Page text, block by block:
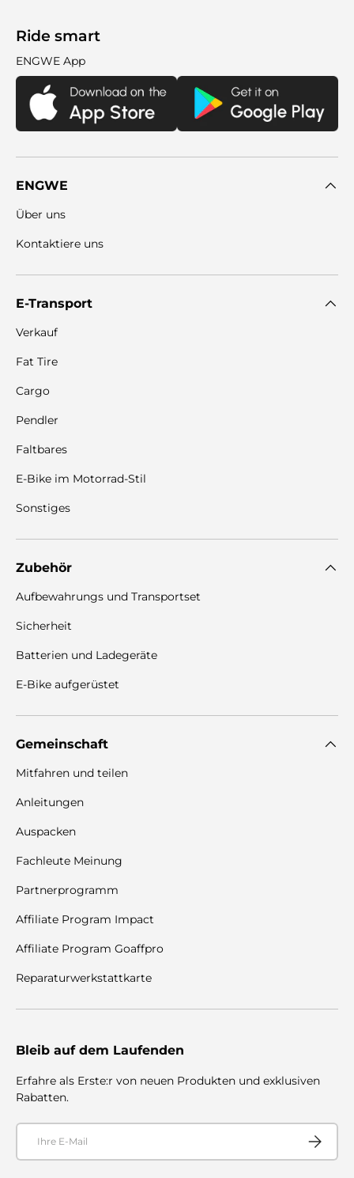
Ride smart
ENGWE App
ENGWE
Über uns
Kontaktiere uns
E-Transport
Verkauf
Fat Tire
Cargo
Pendler
Faltbares
E-Bike im Motorrad-Stil
Sonstiges
Zubehör
Aufbewahrungs und Transportset
Sicherheit
Batterien und Ladegeräte
E-Bike aufgerüstet
Gemeinschaft
Mitfahren und teilen
Anleitungen
Auspacken
Fachleute Meinung
Partnerprogramm
Affiliate Program Impact
Affiliate Program Goaffpro
Reparaturwerkstattkarte
Bleib auf dem Laufenden
Erfahre als Erste:r von neuen Produkten und exklusiven
Rabatten.
E-Mail